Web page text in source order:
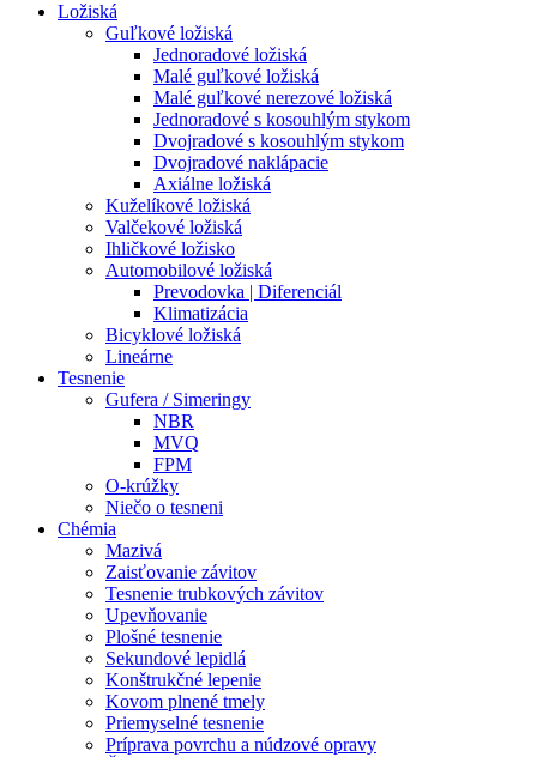
Ložiská
Guľkové ložiská
Jednoradové ložiská
Malé guľkové ložiská
Malé guľkové nerezové ložiská
Jednoradové s kosouhlým stykom
Dvojradové s kosouhlým stykom
Dvojradové naklápacie
Axiálne ložiská
Kuželíkové ložiská
Valčekové ložiská
Ihličkové ložisko
Automobilové ložiská
Prevodovka | Diferenciál
Klimatizácia
Bicyklové ložiská
Lineárne
Tesnenie
Gufera / Simeringy
NBR
MVQ
FPM
O-krúžky
Niečo o tesneni
Chémia
Mazivá
Zaisťovanie závitov
Tesnenie trubkových závitov
Upevňovanie
Plošné tesnenie
Sekundové lepidlá
Konštrukčné lepenie
Kovom plnené tmely
Priemyselné tesnenie
Príprava povrchu a núdzové opravy